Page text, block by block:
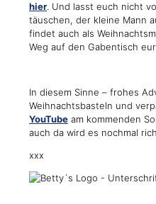
hier. Und lasst euch nicht
täuschen, der kleine Mann
findet auch als
Weg auf den Gabentisch
In diesem Sinne – frohes
Weihnachtsbasteln und
YouTube am kommenden
auch da wird es nochmal
xxx